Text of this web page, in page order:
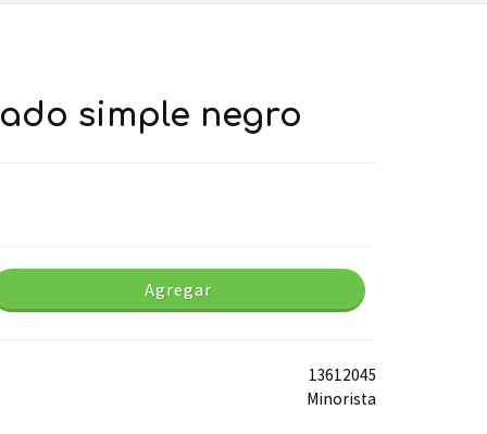
simple negro
Agregar
13612045
Minorista